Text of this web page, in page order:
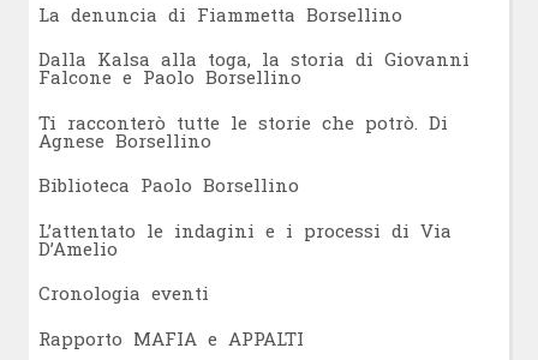
La denuncia di Fiammetta Borsellino
Dalla Kalsa alla toga, la storia di Giovanni
Falcone e Paolo Borsellino
Ti racconterò tutte le storie che potrò. Di
Agnese Borsellino
Biblioteca Paolo Borsellino
L’attentato le indagini e i processi di Via
D’Amelio
Cronologia eventi
Rapporto MAFIA e APPALTI